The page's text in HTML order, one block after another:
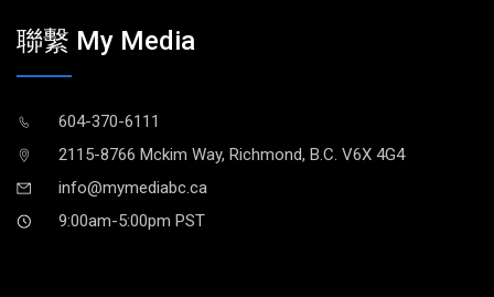
聯繫 My Media
604-370-6111
2115-8766 Mckim Way, Richmond, B.C. V6X 4G4
info@mymediabc.ca
9:00am-5:00pm PST